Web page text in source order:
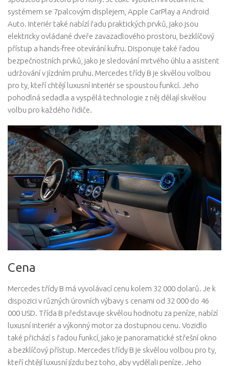
systémem se 7palcovým displejem, Apple CarPlay a Android
Auto. Interiér také nabízí řadu praktických prvků, jako jsou
elektricky ovládané dveře zavazadlového prostoru, bezklíčový
přístup a hands-free otevírání kufru. Disponuje také řadou
bezpečnostních prvků, jako je sledování mrtvého úhlu a asistent
udržování v jízdním pruhu. Mercedes třídy B je skvělou volbou
pro ty, kteří chtějí luxusní interiér se spoustou funkcí. Jeho
pohodlná sedadla a vyspělá technologie z něj dělají skvělou
volbu pro každého řidiče.
Cena
Mercedes třídy B má vyvolávací cenu kolem 32 000 dolarů. Je k
dispozici v různých úrovních výbavy s cenami od 32 000 do 46
000 USD. Třída B představuje skvělou hodnotu za peníze, nabízí
luxusní interiér a výkonný motor za dostupnou cenu. Vozidlo
také přichází s řadou funkcí, jako je panoramatické střešní okno
a bezklíčový přístup. Mercedes třídy B je skvělou volbou pro ty,
kteří chtějí luxusní jízdu bez toho, aby vydělali peníze. Jeho